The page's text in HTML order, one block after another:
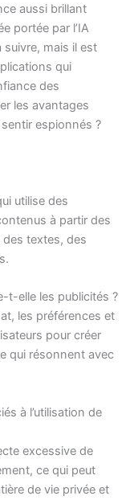
aussi brillant
portée par l’IA
suivre, mais il est
qui
des
les avantages
espionnés ?
utilise des
à partir des
textes, des
t-elle les publicités ?
les préférences et
pour créer
qui résonnent avec
à l’utilisation de
excessive de
ce qui peut
de vie privée et